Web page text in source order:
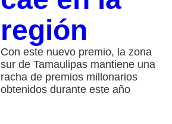
región
Con este nuevo premio, la zona
sur de Tamaulipas mantiene una
racha de premios millonarios
obtenidos durante este año